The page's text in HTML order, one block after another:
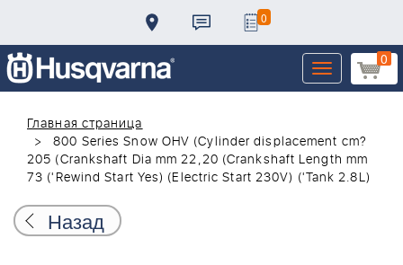
0
0
Toggle
navigation
Главная страница
800 Series Snow OHV (Cylinder displacement cm?
205 (Crankshaft Dia mm 22,20 (Crankshaft Length mm
73 ('Rewind Start Yes) (Electric Start 230V) ('Tank 2.8L)
Назад